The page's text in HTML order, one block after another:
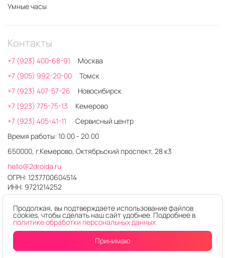
Уведомитьо поступлении
Умные часы
Контакты
+7 (923) 400-68-91
Москва
+7 (905) 992-20-00
Томск
+7 (923) 407-57-26
Новосибирск
+7 (923) 775-75-13
Кемерово
+7 (923) 405-41-11
Сервисный центр
Время работы: 10:00 - 20:00
650000, г.Кемерово, Октябрьский проспект, 28 к3
hello@2droida.ru
ОГРН: 1237700604514
ИНН: 9721214252
© 2026. Любое использование контента без письменного
Интернет-магазин электроники 2DROIDA
Продолжая, вы подтверждаете использование файлов
cookies, чтобы сделать наш сайт удобнее. Подробнее в
политике обработки персональных данных
Принимаю